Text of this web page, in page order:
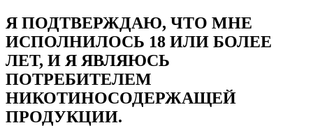
Я ПОДТВЕРЖДАЮ, ЧТО МНЕ
ИСПОЛНИЛОСЬ 18 ИЛИ БОЛЕЕ
ЛЕТ, И Я ЯВЛЯЮСЬ
ПОТРЕБИТЕЛЕМ
НИКОТИНОСОДЕРЖАЩЕЙ
ПРОДУКЦИИ.